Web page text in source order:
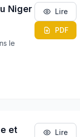
Niger
le
Lire
PDF
et
Lire